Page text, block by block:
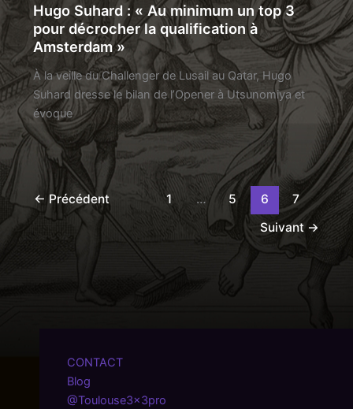
Hugo Suhard : « Au minimum un top 3
pour décrocher la qualification à
Amsterdam »
À la veille du Challenger de Lusail au Qatar, Hugo
Suhard dresse le bilan de l’Opener à Utsunomiya et
évoque
← Précédent 1 … 5 6
7
Suivant →
CONTACT
Blog
@Toulouse3x3pro